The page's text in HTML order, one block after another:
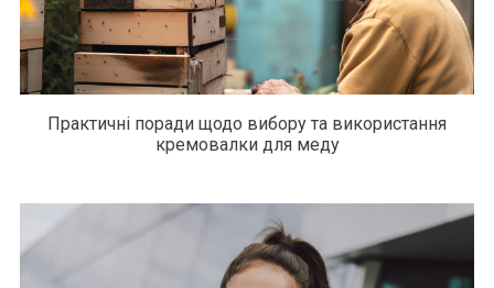
Практичні поради щодо вибору та використання
кремовалки для меду